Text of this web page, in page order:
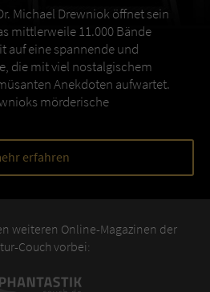
Michael Drewniok öffnet sein
mittlerweile 11.000 Bände
auf eine spannende und
die mit viel nostalgischem
Anekdoten aufwartet.
mörderische
erfahren
weiteren Online-Magazinen der
Couch vorbei: